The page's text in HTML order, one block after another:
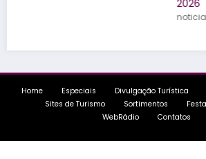
noticia_publicada
Especiais Divulgação Turística
Sites de Turismo
Sortimentos